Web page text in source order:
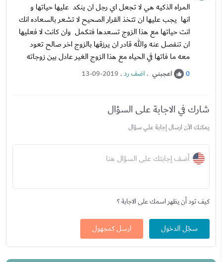
المراه الذكيه هي لا تجعل اي رجل ان ينكد عليها حياتها و
انها يجب عليها ان تتخذ القرار الصحيح لا تشعر بالسعاده انك
انت حياتها مع هذا الزوج تسعدها فتكمل وان كانت لا فعليها
ان تنفصل عنه والله قادر ان يرزقها بالزوج اخر صالح تعود
معه ما فاتها في الحياه مع هذا الزوج الغير عادل بين زوجاته
0 اعجبني .اضف رد.
13-09-2019
شارك في الاجابة على السؤال
يمكنك الآن ارسال إجابة علي سؤال
أضف إجابتك على السؤال هنا
كيف تود أن يظهر اسمك على الاجابة ؟
سجّل الدخول ارسل كمجهول